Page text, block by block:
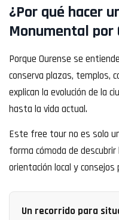
¿Por qué hacer
Monumental por
Porque Ourense se
conserva plazas, templos,
explican la evolución de la
hasta la vida actual.
Este free tour no es solo
forma cómoda de
orientación local y
Un recorrido para